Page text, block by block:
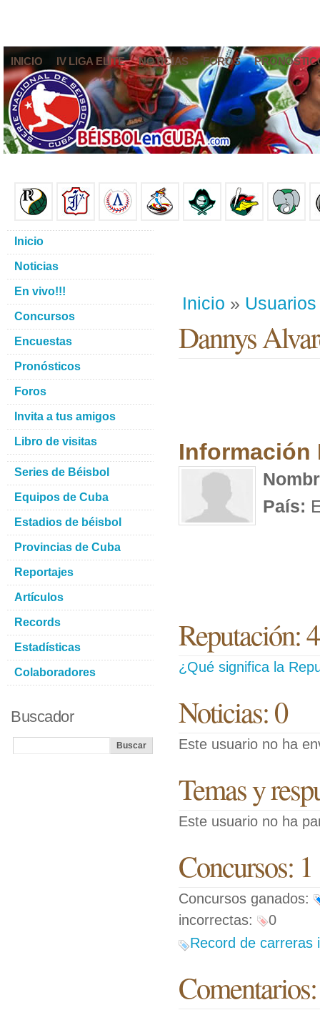
INICIO IV LIGA ELITE NOTICIAS FOROS
Inicio » Usuarios
Dannys
Información
País:
Reputación: 4
¿Qué significa la
Noticias: 0
Este usuario no ha
Temas y
Este usuario no ha
Concursos: 1
Concursos ganados:
incorrectas:
0
Record de carreras
Inicio
Noticias
En vivo!!!
Concursos
Encuestas
Pronósticos
Foros
Invita a tus amigos
Libro de visitas
Series de Béisbol
Equipos de Cuba
Estadios de béisbol
Provincias de Cuba
Reportajes
Artículos
Records
Estadísticas
Colaboradores
Buscador